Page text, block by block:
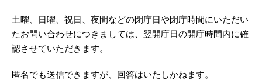
土曜、日曜、祝日、夜間などの閉庁日や閉庁時間にいただい
たお問い合わせにつきましては、翌開庁日の開庁時間内に確
認させていただきます。
匿名でも送信できますが、回答はいたしかねます。